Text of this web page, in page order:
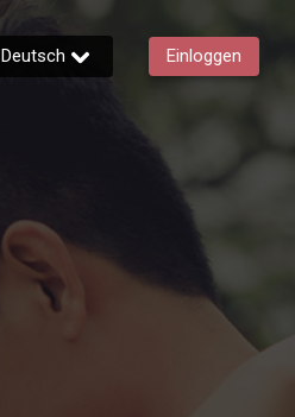
Deutsch Einloggen